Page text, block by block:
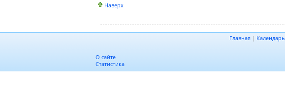
Наверх
Главная | Календарь
О сайте
Статистика